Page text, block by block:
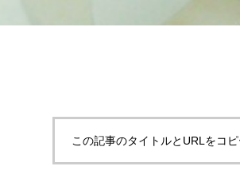
この記事のタイトルとURLをコ